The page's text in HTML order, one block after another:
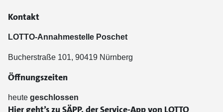
Kontakt
LOTTO-Annahmestelle Poschet
Bucherstraße 101, 90419 Nürnberg
Öffnungszeiten
heute geschlossen
Hier geht’s zu SÄPP, der Service-App von LOTTO